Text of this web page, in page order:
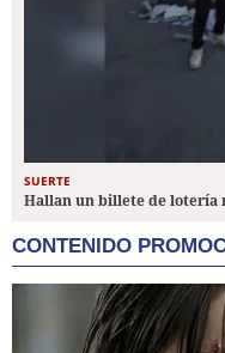
SUERTE
Hallan un billete de lotería
CONTENIDO